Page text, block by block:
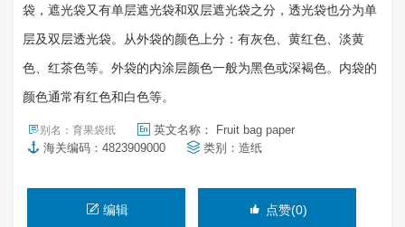
袋，遮光袋又有单层遮光袋和双层遮光袋之分，透光袋也分为单
层及双层透光袋。从外袋的颜色上分：有灰色、黄红色、淡黄
色、红茶色等。外袋的内涂层颜色一般为黑色或深褐色。内袋的
颜色通常有红色和白色等。
别名：育果袋纸
英文名称： Fruit bag paper
海关编码：4823909000
类别： 造纸
编辑 点赞(0)